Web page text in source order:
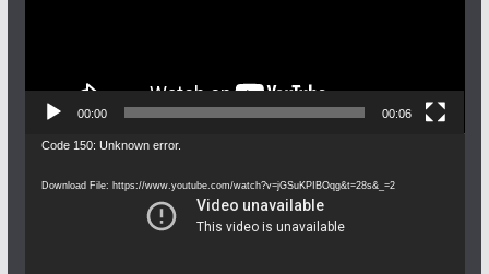
00:00 00:06
Video
Code 150: Unknown error.
Download File: https://www.youtube.com/watch?v=jGSuKPIBOqg&t=28s&_=2